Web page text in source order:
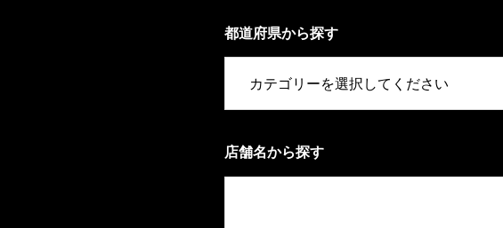
都道府県から探す
店舗名から探す